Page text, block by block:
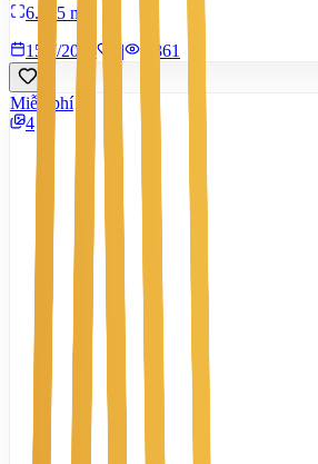
6.365 m²
15/7/2026
| 1.361
Miễn phí
4